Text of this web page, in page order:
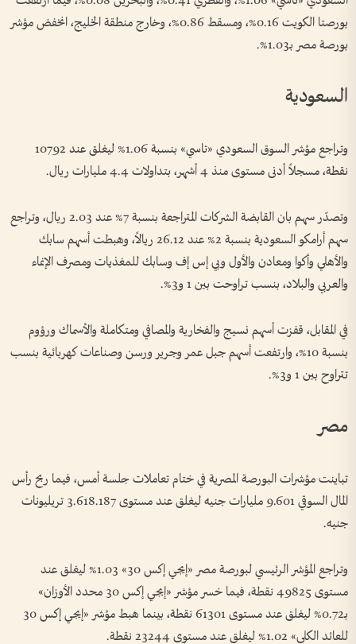
بورصتا الكويت 0.16%، ومسقط 0.86%، وخارج منطقة الخليج، انخفض مؤشر
بورصة مصر بـ1.03%.
السعودية
وتراجع مؤشر السوق السعودي «تاسي» بنسبة 1.06% ليغلق عند 10792
نقطة، مسجلاً أدنى مستوى منذ 4 أشهر، بتداولات 4.4 مليارات ريال.
وتصدّر سهم بان القابضة الشركات المتراجعة بنسبة 7% عند 2.03 ريال، وتراجع
سهم أرامكو السعودية بنسبة 2% عند 26.12 ريالاً، وهبطت أسهم سابك
والأهلي وأكوا ومعادن والأول وبي إس إف وسابك للمغذيات ومصرف الإنماء
والعربي والبلاد، بنسب تراوحت بين 1 و3%.
في المقابل، قفزت أسهم نسيج والفخارية والمصافي ومتكاملة والأسماك ورؤوم
بنسبة 10%، وارتفعت أسهم جبل عمر وجرير ورسن وصناعات كهربائية بنسب
تتراوح بين 1 و3%.
مصر
تباينت مؤشرات البورصة المصرية في ختام تعاملات جلسة أمس، فيما ربح رأس
المال السوقي 9.601 مليارات جنيه ليغلق عند مستوى 3.618.187 تريليونات
جنيه.
وتراجع المؤشر الرئيسي لبورصة مصر «إيجي إكس 30» 1.03% ليغلق عند
مستوى 49825 نقطة، فيما خسر مؤشر «إيجي إكس 30 محدد الأوزان»
بـ0.72% ليغلق عند مستوى 61301 نقطة، بينما هبط مؤشر «إيجي إكس 30
للعائد الكلي» 1.02% ليغلق عند مستوى 23244 نقطة.